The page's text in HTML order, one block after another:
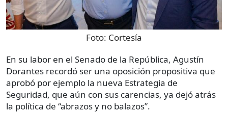
Foto: Cortesía
En su labor en el Senado de la República, Agustín
Dorantes recordó ser una oposición propositiva que
aprobó por ejemplo la nueva Estrategia de
Seguridad, que aún con sus carencias, ya dejó atrás
la política de “abrazos y no balazos”.